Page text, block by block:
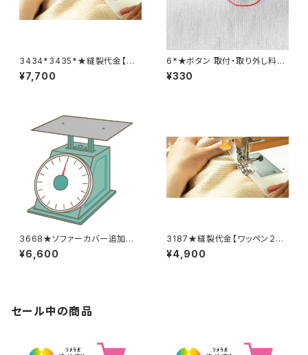
3434*3435*★縫製代金【バッ
クル取り外し取り付け 2着合
計分】
¥7,700
6*★ボタン 取付・取り外し料金
(1個分)
¥330
3668★ソファーカバー追加料
金
¥6,600
3187★縫製代金【ワッペン２
枚】
¥4,900
セール中の商品